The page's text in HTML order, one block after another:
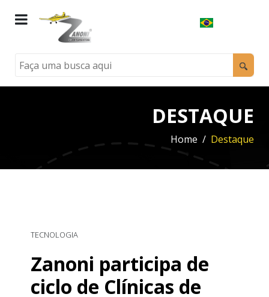
DESTAQUE
Home Destaque
TECNOLOGIA
Zanoni participa de
ciclo de Clínicas de